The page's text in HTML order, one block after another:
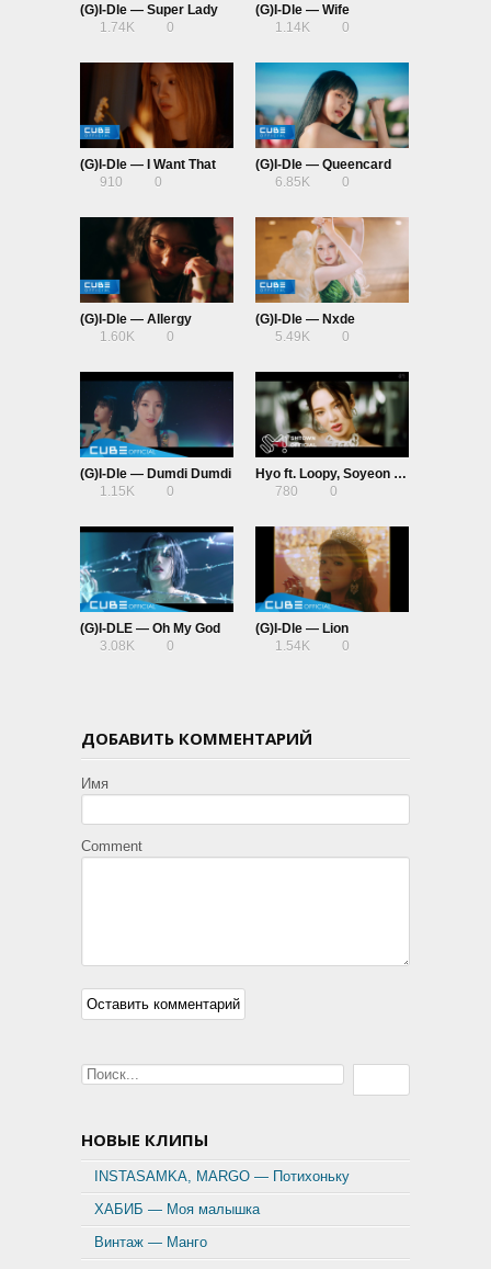
(G)I-Dle — Super Lady
1.74K
0
(G)I-Dle — Wife
1.14K
0
(G)I-Dle — I Want That
910
0
(G)I-Dle — Queencard
6.85K
0
(G)I-Dle — Allergy
1.60K
0
(G)I-Dle — Nxde
5.49K
0
(G)I-Dle — Dumdi Dumdi
1.15K
0
Hyo ft. Loopy, Soyeon — Dessert
780
0
(G)I-DLE — Oh My God
3.08K
0
(G)I-Dle — Lion
1.54K
0
ДОБАВИТЬ КОММЕНТАРИЙ
Имя
Comment
НОВЫЕ КЛИПЫ
INSTASAMKA, MARGO — Потихоньку
ХАБИБ — Моя малышка
Винтаж — Манго